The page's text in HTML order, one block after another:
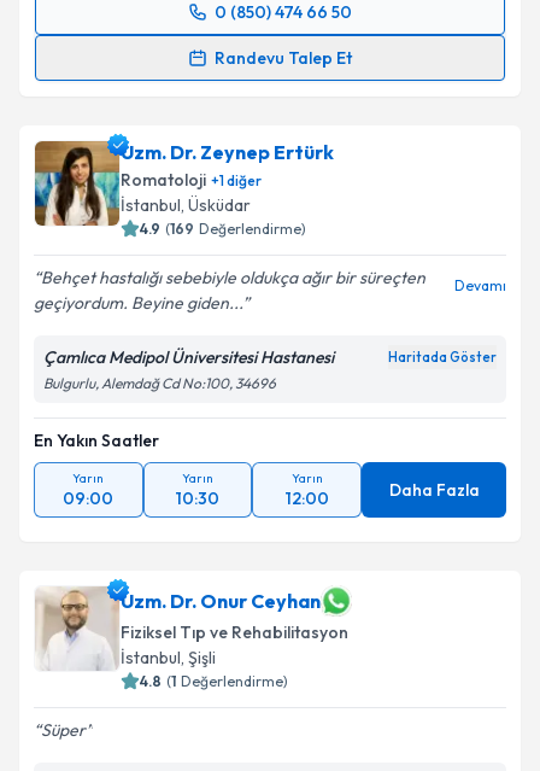
0 (850) 474 66 50
Randevu Talep Et
Randevu Takvimi Talebi
takvim hazırlandığında e-posta ile bilgilendireceğiz.
E-posta Adresiniz
Kişisel verilerimin işlenmesine ilişkin
'ni okudum ve kişisel verilerimin belirtilen
kapsamda işlenmesini kabul ediyorum.
Uzm. Dr. Zeynep Ertürk
Romatoloji +1diğer
İstanbul, Üsküdar
4.9 (169 Değerlendirme)
Behçet hastalığı sebebiyle oldukça ağır bir süreçten
geçiyordum. Beyine giden...
Devamı
Çamlıca Medipol Üniversitesi Hastanesi Haritada Göster
Bulgurlu, Alemdağ Cd No:100, 34696
En Yakın Saatler
Yarın
09:00
Yarın
10:30
Yarın
12:00 Daha Fazla
Uzm. Dr. Onur Ceyhan
Fiziksel Tıp ve Rehabilitasyon
İstanbul, Şişli
4.8 (1 Değerlendirme)
Süper